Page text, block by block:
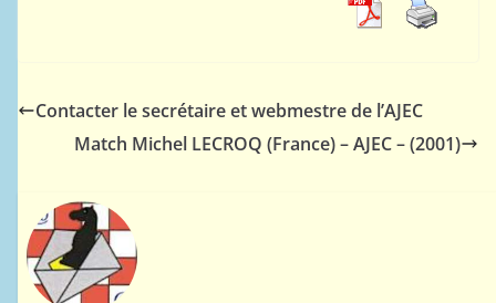
Contacter le secrétaire et webmestre de l’AJEC
Match Michel LECROQ (France) – AJEC – (2001)